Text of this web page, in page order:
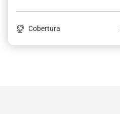
Cobertura